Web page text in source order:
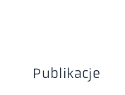
Publikacje